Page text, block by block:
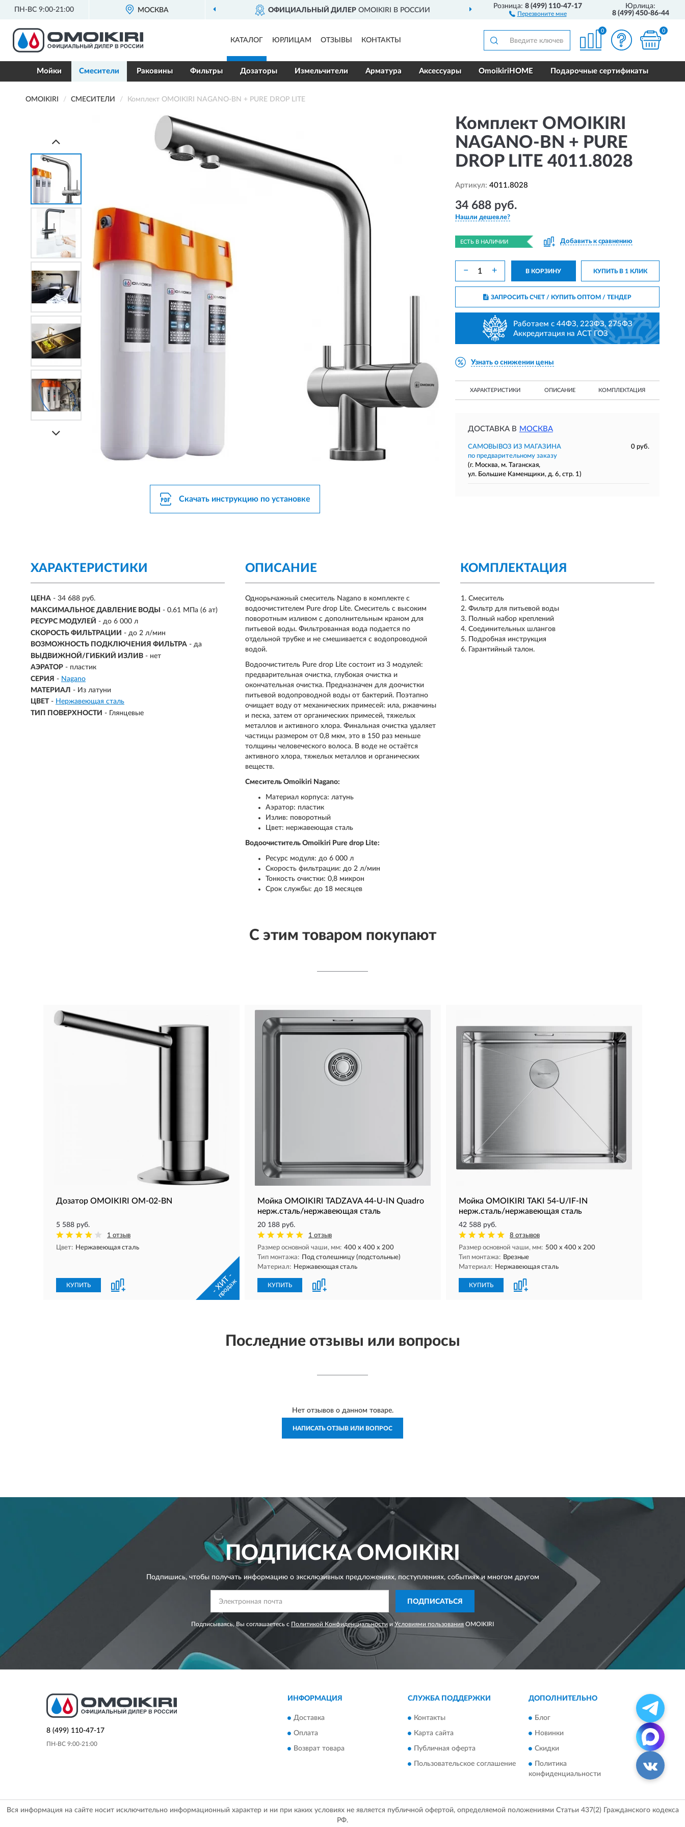
ПН-ВС 9:00-21:00 МОСКВА ОФИЦИАЛЬНЫЙ ДИЛЕРOMOIKIRI В РОССИИ ДОСТАВИМ ПО ВСЕЙ РОССИИ
Розница:8 (499) 110-47-17
Перезвоните мне
Юрлица:
8 (499) 450-86-44
КАТАЛОГ ЮРЛИЦАМ ОТЗЫВЫ КОНТАКТЫ
0 0
Мойки Смесители Раковины Фильтры Дозаторы Измельчители Арматура Аксессуары OmoikiriHOME Подарочные сертификаты
OMOIKIRI СМЕСИТЕЛИ Комплект OMOIKIRI NAGANO-BN + PURE DROP LITE
Скачать инструкцию по установке
Комплект OMOIKIRI
NAGANO-BN + PURE
DROP LITE 4011.8028
Артикул: 4011.8028
34 688 руб.
Нашли дешевле?
ЕСТЬ В НАЛИЧИИ Добавить к сравнению
− + В КОРЗИНУ КУПИТЬ В 1 КЛИК
ЗАПРОСИТЬ СЧЕТ / КУПИТЬ ОПТОМ/ ТЕНДЕР
Работаем с 44ФЗ, 223ФЗ, 275ФЗ
Аккредитация на АСТ ГОЗ
Узнать о снижении цены
ХАРАКТЕРИСТИКИ ОПИСАНИЕ КОМПЛЕКТАЦИЯ
ДОСТАВКА В МОСКВА
САМОВЫВОЗ ИЗ МАГАЗИНА
0 руб.
по предварительному заказу
(г. Москва, м. Таганская,
ул. Большие Каменщики, д. 6, стр. 1)
ХАРАКТЕРИСТИКИ
ЦЕНА - 34 688 руб.
МАКСИМАЛЬНОЕ ДАВЛЕНИЕ ВОДЫ
- 0.61 МПа (6 ат)
РЕСУРС МОДУЛЕЙ - до 6 000 л
СКОРОСТЬ ФИЛЬТРАЦИИ - до 2 л/мин
ВОЗМОЖНОСТЬ ПОДКЛЮЧЕНИЯ ФИЛЬТРА - да
ВЫДВИЖНОЙ/ГИБКИЙ ИЗЛИВ - нет
АЭРАТОР - пластик
СЕРИЯ - Nagano
МАТЕРИАЛ - Из латуни
ЦВЕТ - Нержавеющая сталь
ТИП ПОВЕРХНОСТИ - Глянцевые
КОМПЛЕКТАЦИЯ
Смеситель
Фильтр для питьевой воды
Полный набор креплений
Соединительных шлангов
Подробная инструкция
Гарантийный талон.
ОПИСАНИЕ
Однорычажный смеситель Nagano в комплекте с
водоочистителем Pure drop Lite. Смеситель с высоким
поворотным изливом с дополнительным краном для
питьевой воды. Фильтрованная вода подается по
отдельной трубке и не смешивается с водопроводной
водой.
Водоочиститель Pure drop Lite состоит из 3 модулей:
предварительная очистка, глубокая очистка и
окончательная очистка. Предназначен для доочистки
питьевой водопроводной воды от бактерий. Поэтапно
очищает воду от механических примесей: ила, ржавчины
и песка, затем от органических примесей, тяжелых
металлов и активного хлора. Финальная очистка удаляет
частицы размером от 0,8 мкм, это в 150 раз меньше
толщины человеческого волоса. В воде не остаётся
активного хлора, тяжелых металлов и органических
веществ.
Смеситель Omoikiri Nagano:
Материал корпуса: латунь
Аэратор: пластик
Излив: поворотный
Цвет: нержавеющая сталь
Водоочиститель Omoikiri Pure drop Lite:
Ресурс модуля: до 6 000 л
Скорость фильтрации: до 2 л/мин
Тонкость очистки: 0,8 микрон
Срок службы: до 18 месяцев
С этим товаром покупают
Дозатор OMOIKIRI OM-02-BN
5 588 руб.
1 отзыв
Цвет: Нержавеющая сталь
КУПИТЬ - ХИТ -
продаж
Мойка OMOIKIRI TADZAVA 44-U-IN Quadro
нерж.сталь/нержавеющая сталь
20 188 руб.
1 отзыв
Размер основной чаши, мм: 400 х 400 х 200
Тип монтажа: Под столешницу (подстольные)
Материал: Нержавеющая сталь
КУПИТЬ
Мойка OMOIKIRI TAKI 54-U/IF-IN
нерж.сталь/нержавеющая сталь
42 588 руб.
8 отзывов
Размер основной чаши, мм: 500 х 400 х 200
Тип монтажа: Врезные
Материал: Нержавеющая сталь
КУПИТЬ
Последние отзывы или вопросы
Нет отзывов о данном товаре.
НАПИСАТЬ ОТЗЫВ ИЛИ ВОПРОС
ПОДПИСКАOMOIKIRI
Подпишись, чтобы получать информацию о эксклюзивных предложениях,поступлениях, событиях и многом другом
ПОДПИСАТЬСЯ
Подписываясь, Вы соглашаетесь с Политикой Конфиденциальности иУсловиями пользования OMOIKIRI
8 (499) 110-47-17
ПН-ВС 9:00-21:00
ИНФОРМАЦИЯ
Доставка
Оплата
Возврат товара
СЛУЖБА ПОДДЕРЖКИ
Контакты
Карта сайта
Публичная оферта
Пользовательское соглашение
ДОПОЛНИТЕЛЬНО
Блог
Новинки
Скидки
Политика
конфиденциальности
Вся информация на сайте носит исключительно информационный характер и ни при каких условиях не является публичной офертой, определяемой положениями Статьи 437(2) Гражданского кодекса
РФ.